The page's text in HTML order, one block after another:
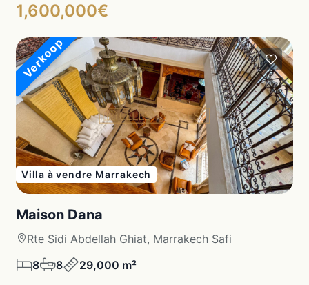
1,600,000€
Verkoop
Villa à vendre Marrakech
Maison Dana
Rte Sidi Abdellah Ghiat, Marrakech Safi
8
8 29,000 m²